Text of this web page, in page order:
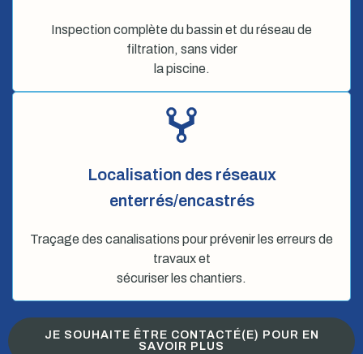
Inspection complète du bassin et du réseau de
filtration, sans vider
la piscine.
Localisation des réseaux
enterrés/encastrés
Traçage des canalisations pour prévenir les erreurs de
travaux et
sécuriser les chantiers.
JE SOUHAITE ÊTRE CONTACTÉ(E) POUR EN
SAVOIR PLUS